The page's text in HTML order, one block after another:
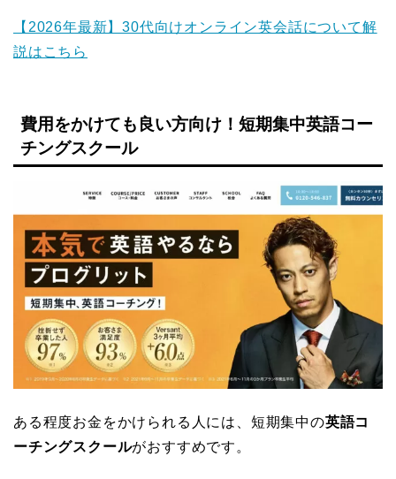
【2026年最新】30代向けオンライン英会話について解
説はこちら
費用をかけても良い方向け！短期集中英語コー
チングスクール
ある程度お金をかけられる人には、短期集中の英語コ
ーチングスクールがおすすめです。